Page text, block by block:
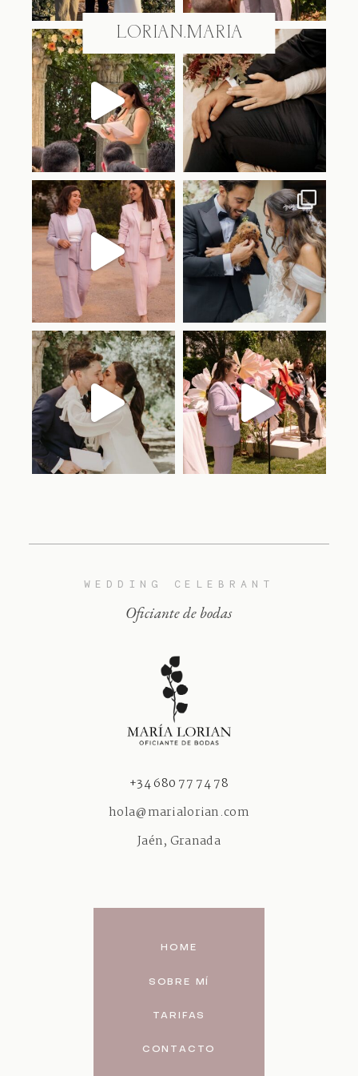
@LORIAN.MARIA
Jul 18 Jul 15
lorian.oficiantes
Jul 7
lorian.oficiantes
lorian.oficiantes lorian.oficiantes
Jun 18
lorian.oficiantes
Jun 17
lorian.oficiantes
Jun 15
WEDDING CELEBRANT
Oficiante de bodas
HOME
SOBRE MÍ
TARIFAS
CONTACTO
‎+34 680 77 74 78
hola@marialorian.com
Jaén, Granada